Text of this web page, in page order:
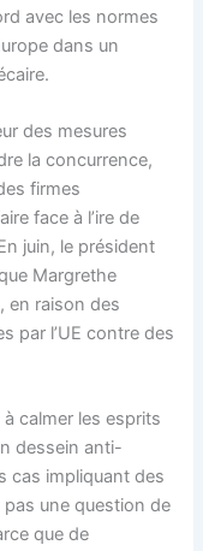
avec les normes
dans un
des mesures
la concurrence,
firmes
face à l’ire de
juin, le président
Margrethe
en raison des
par l’UE contre des
calmer les esprits
dessein anti-
cas impliquant des
pas une question de
que de